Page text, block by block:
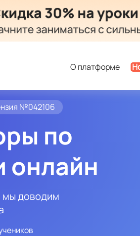
О платформе
№042106
по
онлайн
доводим